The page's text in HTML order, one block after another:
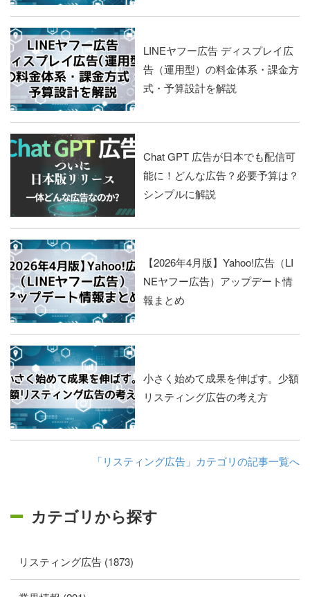
LINEヤフー広告 ディスプレイ広
告（運用型）の料金体系・課金方
式・予算設計を解説
Chat GPT 広告が日本でも配信可
能に！どんな広告？必要予算は？
シンプルに解説
【2026年4月版】Yahoo!広告（LI
NEヤフー広告）アップデート情
報まとめ
小さく始めて成果を伸ばす。少額
リスティング広告の考え方
「リスティング広告」カテゴリの記事一覧へ
カテゴリから探す
リスティング広告 (1873)